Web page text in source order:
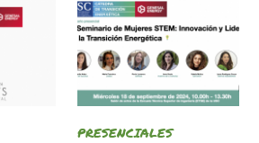
PRESENCIALES